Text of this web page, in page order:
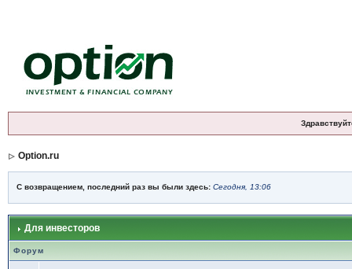
Option.ru
С возвращением, последний раз вы были здесь: Сегодня, 13:06
Для инвесторов
Форум